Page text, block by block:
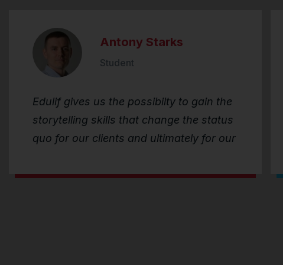
Antony Starks
Student
Edulif gives us the possibilty to gain the
storytelling skills that change the status
quo for our clients and ultimately for our